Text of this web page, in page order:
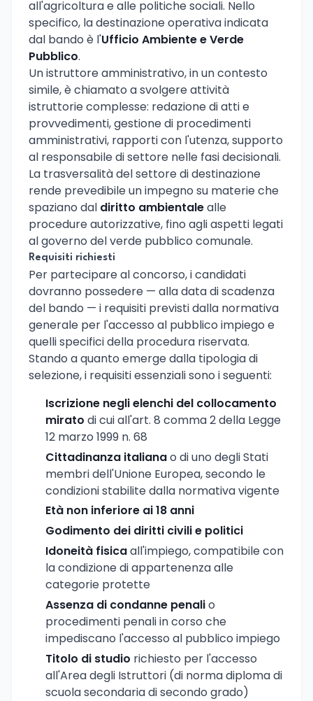
all'agricoltura e alle politiche sociali. Nello
specifico, la destinazione operativa indicata
dal bando è l'Ufficio Ambiente e Verde
Pubblico.
Un istruttore amministrativo, in un contesto
simile, è chiamato a svolgere attività
istruttorie complesse: redazione di atti e
provvedimenti, gestione di procedimenti
amministrativi, rapporti con l'utenza, supporto
al responsabile di settore nelle fasi decisionali.
La trasversalità del settore di destinazione
rende prevedibile un impegno su materie che
spaziano dal diritto ambientalealle
procedure autorizzative, fino agli aspetti legati
al governo del verde pubblico comunale.
Requisiti richiesti
Per partecipare al concorso, i candidati
dovranno possedere — alla data di scadenza
del bando — i requisiti previsti dalla normativa
generale per l'accesso al pubblico impiego e
quelli specifici della procedura riservata.
Stando a quanto emerge dalla tipologia di
selezione, i requisiti essenziali sono i seguenti:
Iscrizione negli elenchi del collocamento
mirato di cui all'art. 8 comma 2 della Legge
12 marzo 1999 n. 68
Cittadinanza italianao di uno degli Stati
membri dell'Unione Europea, secondo le
condizioni stabilite dalla normativa vigente
Età non inferiore ai 18 anni
Godimento dei diritti civili e politici
Idoneità fisicaall'impiego, compatibile con
la condizione di appartenenza alle
categorie protette
Assenza di condanne penalio
procedimenti penali in corso che
impediscano l'accesso al pubblico impiego
Titolo di studio richiesto per l'accesso
all'Area degli Istruttori (di norma diploma di
scuola secondaria di secondo grado)